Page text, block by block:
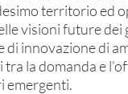
territorio ed
visioni future
di innovazione di
la domanda e
emergenti.